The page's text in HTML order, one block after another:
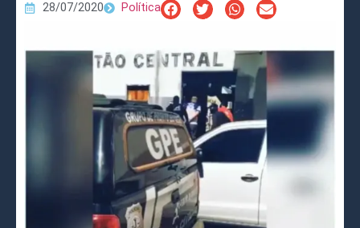
28/07/2020 Política